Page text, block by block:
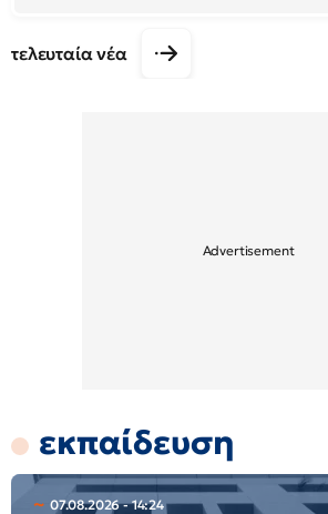
τελευταία νέα
εκπαίδευση
07.08.2026 - 14:24